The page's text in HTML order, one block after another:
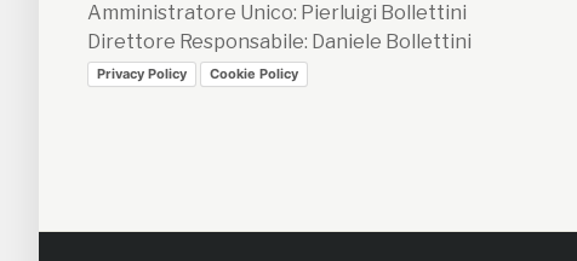
Amministratore Unico: Pierluigi Bollettini
Direttore Responsabile: Daniele Bollettini
Privacy Policy Cookie Policy